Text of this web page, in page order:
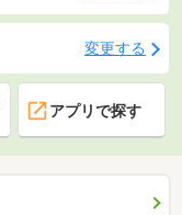
変更する
アプリで探す